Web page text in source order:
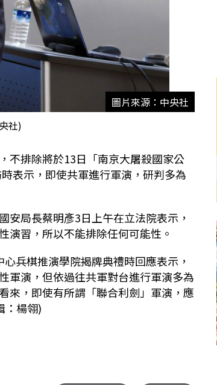
圖片來源：中央社
社)
不排除將於13日「南京大屠殺國家公
表示，即使共軍進行軍演，研判多為
安局長蔡明彥3日上午在立法院表示，
演習，所以不能排除任何可能性。
兵棋推演學院揭牌典禮時回應表示，
軍演，但依過往共軍對台進行軍演多為
來，即使有所謂「聯合利劍」軍演，應
：楊翎)